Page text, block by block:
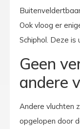
Ook vloog er
Schiphol. Deze is
Geen
andere
Andere vluchten
opgelopen door